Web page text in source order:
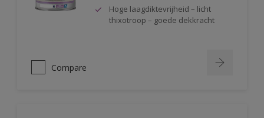
Hoge laagdiktevrijheid – licht
thixotroop – goede dekkracht
Compare